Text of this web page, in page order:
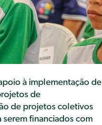
à implementação de
de
de projetos coletivos
financiados com